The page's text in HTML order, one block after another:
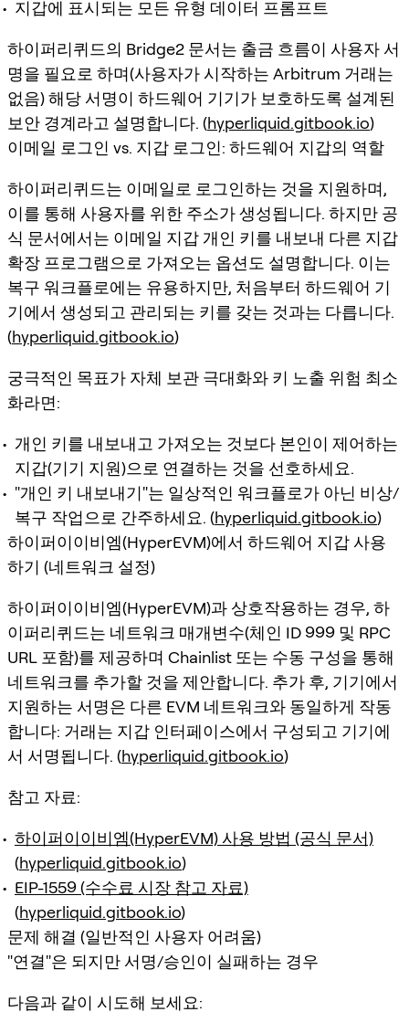
지갑에 표시되는 모든 유형 데이터 프롬프트
하이퍼리퀴드의 Bridge2 문서는 출금 흐름이 사용자 서
명을 필요로 하며(사용자가 시작하는 Arbitrum 거래는
없음) 해당 서명이 하드웨어 기기가 보호하도록 설계된
보안 경계라고 설명합니다. (hyperliquid.gitbook.io)
이메일 로그인 vs. 지갑 로그인: 하드웨어 지갑의 역할
하이퍼리퀴드는 이메일로 로그인하는 것을 지원하며,
이를 통해 사용자를 위한 주소가 생성됩니다. 하지만 공
식 문서에서는 이메일 지갑 개인 키를 내보내 다른 지갑
확장 프로그램으로 가져오는 옵션도 설명합니다. 이는
복구 워크플로에는 유용하지만, 처음부터 하드웨어 기
기에서 생성되고 관리되는 키를 갖는 것과는 다릅니다.
(hyperliquid.gitbook.io)
궁극적인 목표가 자체 보관 극대화와 키 노출 위험 최소
화라면:
개인 키를 내보내고 가져오는 것보다 본인이 제어하는
지갑(기기 지원)으로 연결하는 것을 선호하세요.
"개인 키 내보내기"는 일상적인 워크플로가 아닌 비상/
복구 작업으로 간주하세요. (hyperliquid.gitbook.io)
하이퍼이이비엠(HyperEVM)에서 하드웨어 지갑 사용
하기 (네트워크 설정)
하이퍼이이비엠(HyperEVM)과 상호작용하는 경우, 하
이퍼리퀴드는 네트워크 매개변수(체인 ID 999 및 RPC
URL 포함)를 제공하며 Chainlist 또는 수동 구성을 통해
네트워크를 추가할 것을 제안합니다. 추가 후, 기기에서
지원하는 서명은 다른 EVM 네트워크와 동일하게 작동
합니다: 거래는 지갑 인터페이스에서 구성되고 기기에
서 서명됩니다. (hyperliquid.gitbook.io)
참고 자료:
하이퍼이이비엠(HyperEVM) 사용 방법 (공식 문서)
(hyperliquid.gitbook.io)
EIP-1559 (수수료 시장 참고 자료)
(hyperliquid.gitbook.io)
문제 해결 (일반적인 사용자 어려움)
"연결"은 되지만 서명/승인이 실패하는 경우
다음과 같이 시도해 보세요: